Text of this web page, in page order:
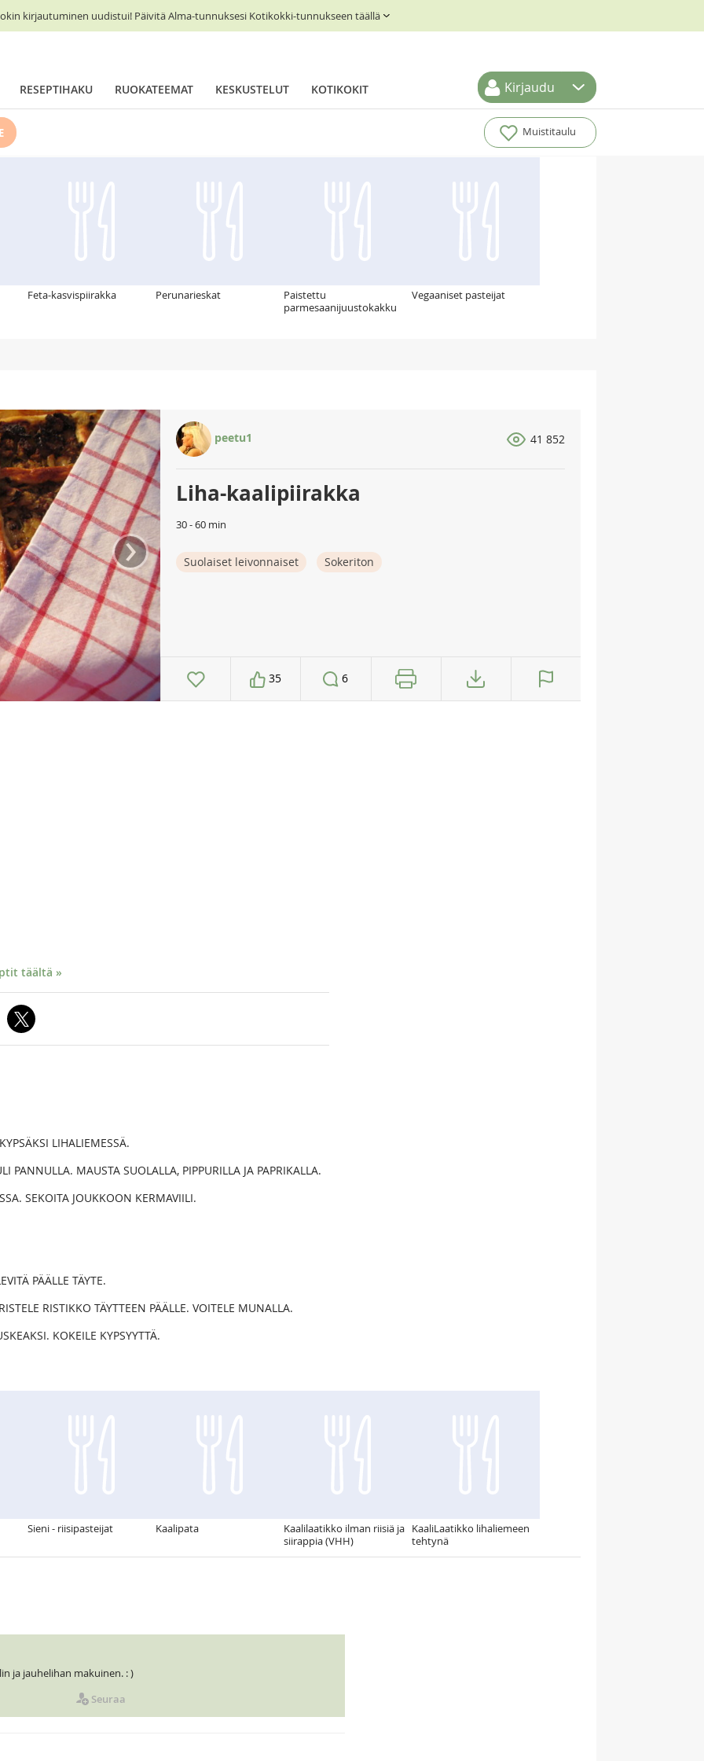
kirjautuminen uudistui! Päivitä Alma-tunnuksesi Kotikokki-tunnukseen täällä
RESEPTIHAKU RUOKATEEMAT KESKUSTELUT KOTIKOKIT Kirjaudu
Muistitaulu
Feta-kasvispiirakka Perunarieskat
Paistettu
parmesaanijuustokakku
Vegaaniset pasteijat
›
peetu1 41 852
Liha-kaalipiirakka
30 - 60 min
Suolaiset leivonnaiset Sokeriton
35 6
täältä »
LIHALIEMESSÄ.
PANNULLA. MAUSTA SUOLALLA, PIPPURILLA JA PAPRIKALLA.
SEKOITA JOUKKOON KERMAVIILI.
PÄÄLLE TÄYTE.
RISTIKKO TÄYTTEEN PÄÄLLE. VOITELE MUNALLA.
KOKEILE KYPSYYTTÄ.
Sieni - riisipasteijat Kaalipata
Kaalilaatikko ilman riisiä ja
siirappia (VHH)
KaaliLaatikko lihaliemeen
tehtynä
ja jauhelihan makuinen. : )
Seuraa